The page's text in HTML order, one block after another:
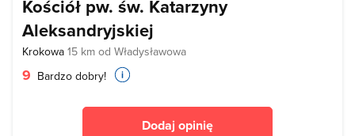
Kościół pw. św. Katarzyny
Aleksandryjskiej
Krokowa 15 km od Władysławowa
9 Bardzo dobry!
Dodaj opinię